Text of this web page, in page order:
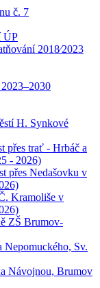
č. 7
ÚP
2018⁄2023
H. Synkové
přes trať - Hrbáč a
- 2026)
přes Nedašovku v
Kramoliše v
ZŠ Brumov-
Nepomuckého, Sv.
Návojnou, Brumov